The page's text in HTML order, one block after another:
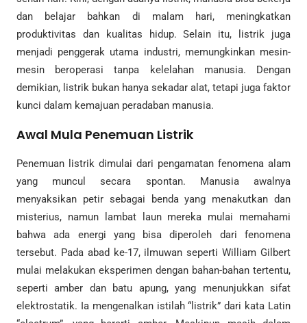
dan belajar bahkan di malam hari, meningkatkan
produktivitas dan kualitas hidup. Selain itu, listrik juga
menjadi penggerak utama industri, memungkinkan mesin-
mesin beroperasi tanpa kelelahan manusia. Dengan
demikian, listrik bukan hanya sekadar alat, tetapi juga faktor
kunci dalam kemajuan peradaban manusia.
Awal Mula Penemuan Listrik
Penemuan listrik dimulai dari pengamatan fenomena alam
yang muncul secara spontan. Manusia awalnya
menyaksikan petir sebagai benda yang menakutkan dan
misterius, namun lambat laun mereka mulai memahami
bahwa ada energi yang bisa diperoleh dari fenomena
tersebut. Pada abad ke-17, ilmuwan seperti William Gilbert
mulai melakukan eksperimen dengan bahan-bahan tertentu,
seperti amber dan batu apung, yang menunjukkan sifat
elektrostatik. Ia mengenalkan istilah “listrik” dari kata Latin